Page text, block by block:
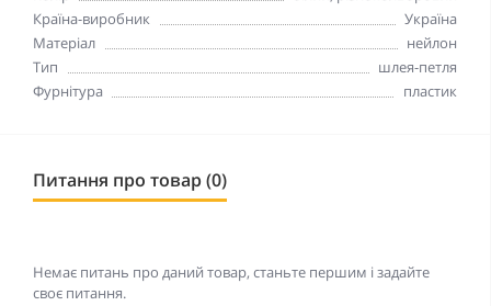
Країна-виробник
Україна
Матеріал
нейлон
Тип
шлея-петля
Фурнітура
пластик
Питання про товар (0)
Немає питань про даний товар, станьте першим і задайте
своє питання.